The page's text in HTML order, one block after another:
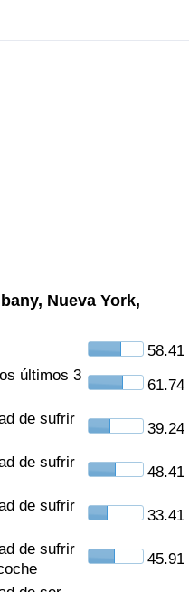
Nueva York,
58.41
últimos 3
61.74
de sufrir
39.24
de sufrir
48.41
de sufrir
33.41
de sufrir
45.91
(Actual)
por País